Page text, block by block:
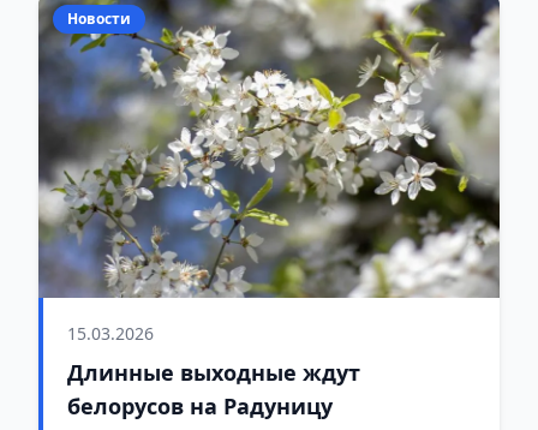
Новости
15.03.2026
Длинные выходные ждут
белорусов на Радуницу